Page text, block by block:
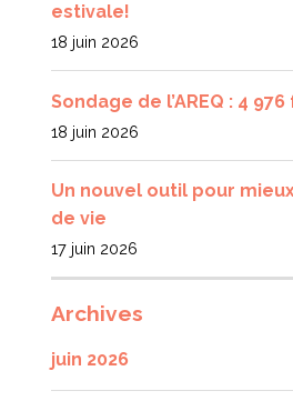
estivale!
18 juin 2026
Sondage de l’AREQ : 4
18 juin 2026
Un nouvel outil pour
de vie
17 juin 2026
Archives
juin 2026